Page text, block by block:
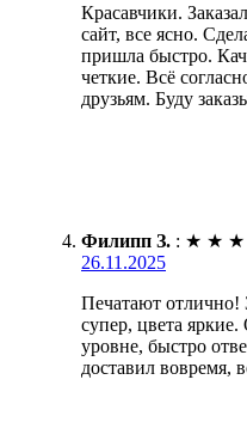
Красавчики.
сайт, все ясно.
пришла быстро.
четкие. Всё
друзьям. Буду
Филипп З. : ★ ★ ★
26.11.2025
Печатают отлично!
супер, цвета
уровне, быстро
доставил вовремя,